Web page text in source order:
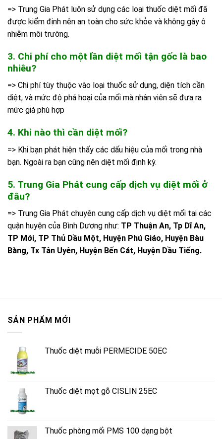
=> Trung Gia Phát luôn sử dụng các loại thuốc diệt mối đã
được kiểm định nên an toàn cho sức khỏe và không gây ô
nhiễm môi trường.
3. Chi phí cho một lần diệt mối tận gốc là bao
nhiêu?
=> Chi phí tùy thuộc vào loại thuốc sử dụng, diện tích cần
diệt, và mức độ phá hoại của mối mà nhân viên sẽ đưa ra
mức giá phù hợp
4. Khi nào thì cần diệt mối?
=> Khi bạn phát hiện thấy các dấu hiệu của mối trong nhà
bạn. Ngoài ra bạn cũng nên diệt mối định kỳ.
5. Trung Gia Phát cung cấp dịch vụ diệt mối ở
đâu?
=> Trung Gia Phát chuyên cung cấp dịch vụ diệt mối tại các
quận huyện của Bình Dương như: TP Thuận An, Tp Dĩ An,
TP Mới, TP Thủ Dầu Một, Huyện Phú Giáo, Huyện Bàu
Bàng, Tx Tân Uyên, Huyện Bến Cát, Huyện Dầu Tiếng.
SẢN PHẨM MỚI
Thuốc diệt muỗi PERMECIDE 50EC
Thuốc diệt mọt gỗ CISLIN 25EC
Thuốc phòng mối PMS 100 dạng bột